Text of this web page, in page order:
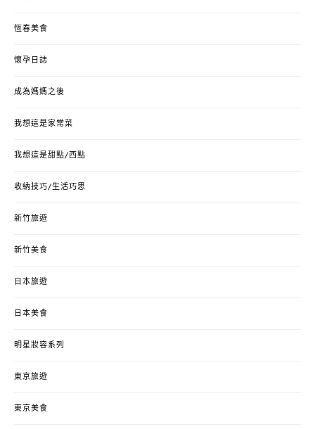
恆春美食
懷孕日誌
成為媽媽之後
我想這是家常菜
我想這是甜點/西點
收納技巧/生活巧思
新竹旅遊
新竹美食
日本旅遊
日本美食
明星妝容系列
東京旅遊
東京美食